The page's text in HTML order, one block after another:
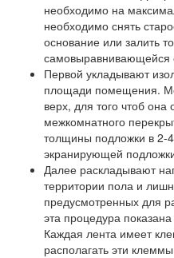
необходимо на
необходимо снять
основание или залить
самовыравнивающейся
Первой укладывают
площади помещения.
верх, для того чтоб
межкомнатного
толщины подложки в 2-
экранирующей
Далее раскладывают
территории пола и
предусмотренных для
эта процедура
Каждая лента имеет
располагать эти